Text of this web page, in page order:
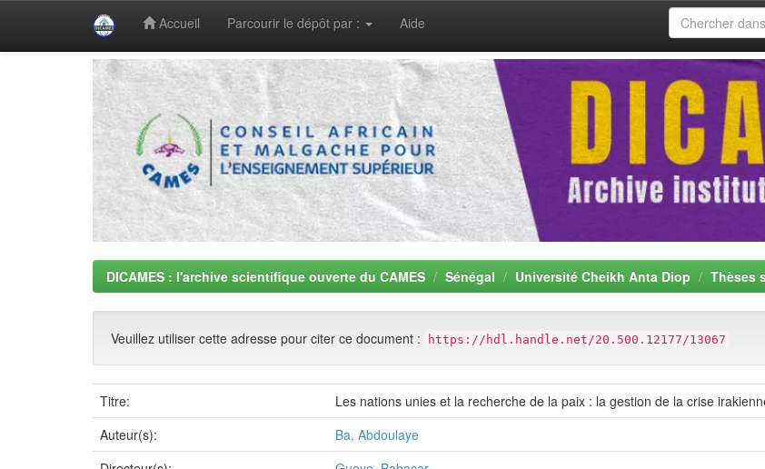
Accueil Parcourir le dépôt par : Aide
DICAMES : l'archive scientifique ouverte du CAMES Sénégal Université Cheikh Anta Diop Thèses
Veuillez utiliser cette adresse pour citer ce document : https://hdl.handle.net/20.500.12177/13067
Titre:
Les nations unies et la recherche de la paix : la gestion de la crise
Auteur(s):
Ba, Abdoulaye